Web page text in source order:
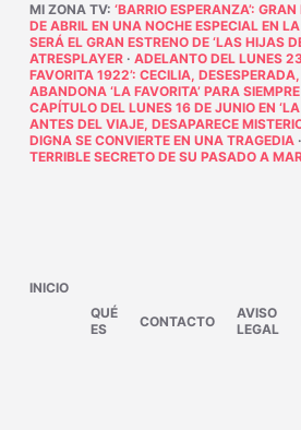
MI ZONA TV: ‘BARRIO ESPERANZA’:
DE ABRIL EN UNA NOCHE ESPECIAL EN
SERÁ EL GRAN ESTRENO DE ‘LAS HIJAS
ATRESPLAYER· ADELANTO DEL LUNES
FAVORITA 1922’: CECILIA,
ABANDONA ‘LA FAVORITA’ PARA SIEMPRE
CAPÍTULO DEL LUNES 16 DE JUNIO EN
ANTES DEL VIAJE, DESAPARECE
DIGNA SE CONVIERTE EN UNA TRAGEDIA·
TERRIBLE SECRETO DE SU PASADO A
INICIO
QUÉ
ES
CONTACTO
AVISO
LEGAL